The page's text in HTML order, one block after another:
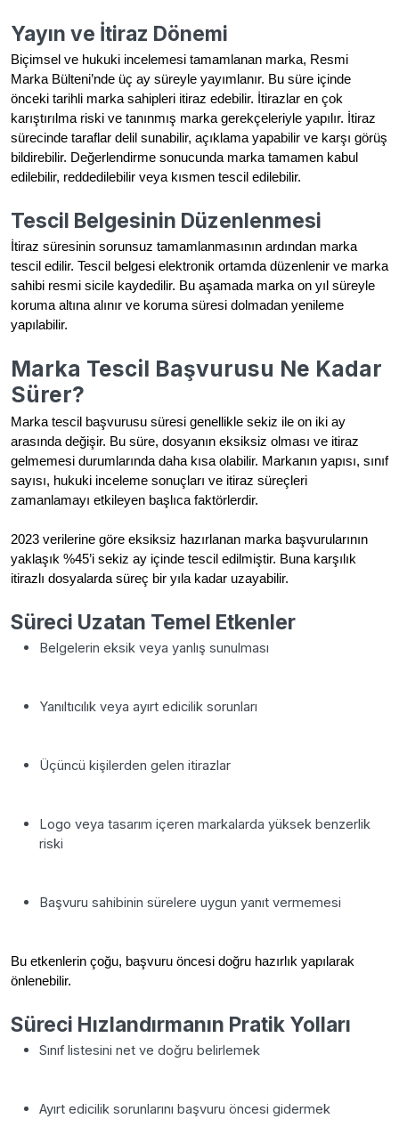
Yayın ve İtiraz Dönemi
Biçimsel ve hukuki incelemesi tamamlanan marka, Resmi
Marka Bülteni’nde üç ay süreyle yayımlanır. Bu süre içinde
önceki tarihli marka sahipleri itiraz edebilir. İtirazlar en çok
karıştırılma riski ve tanınmış marka gerekçeleriyle yapılır. İtiraz
sürecinde taraflar delil sunabilir, açıklama yapabilir ve karşı görüş
bildirebilir. Değerlendirme sonucunda marka tamamen kabul
edilebilir, reddedilebilir veya kısmen tescil edilebilir.
Tescil Belgesinin Düzenlenmesi
İtiraz süresinin sorunsuz tamamlanmasının ardından marka
tescil edilir. Tescil belgesi elektronik ortamda düzenlenir ve marka
sahibi resmi sicile kaydedilir. Bu aşamada marka on yıl süreyle
koruma altına alınır ve koruma süresi dolmadan yenileme
yapılabilir.
Marka Tescil Başvurusu Ne Kadar
Sürer?
Marka tescil başvurusu süresi genellikle sekiz ile on iki ay
arasında değişir. Bu süre, dosyanın eksiksiz olması ve itiraz
gelmemesi durumlarında daha kısa olabilir. Markanın yapısı, sınıf
sayısı, hukuki inceleme sonuçları ve itiraz süreçleri
zamanlamayı etkileyen başlıca faktörlerdir.
2023 verilerine göre eksiksiz hazırlanan marka başvurularının
yaklaşık %45’i sekiz ay içinde tescil edilmiştir. Buna karşılık
itirazlı dosyalarda süreç bir yıla kadar uzayabilir.
Süreci Uzatan Temel Etkenler
Belgelerin eksik veya yanlış sunulması
Yanıltıcılık veya ayırt edicilik sorunları
Üçüncü kişilerden gelen itirazlar
Logo veya tasarım içeren markalarda yüksek benzerlik
riski
Başvuru sahibinin sürelere uygun yanıt vermemesi
Bu etkenlerin çoğu, başvuru öncesi doğru hazırlık yapılarak
önlenebilir.
Süreci Hızlandırmanın Pratik Yolları
Sınıf listesini net ve doğru belirlemek
Ayırt edicilik sorunlarını başvuru öncesi gidermek